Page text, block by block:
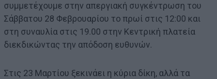
συμμετέχουμε στην απεργιακή συγκέντρωση του
Σάββατου 28 Φεβρουαρίου το πρωί στις 12:00 και
στη συναυλία στις 19.00 στην Κεντρική πλατεία
διεκδικώντας την απόδοση ευθυνών.
Στις 23 Μαρτίου ξεκινάει η κύρια δίκη, αλλά τα